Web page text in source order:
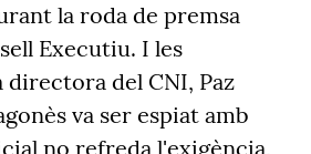
la roda de premsa
Executiu. I les
directora del CNI, Paz
va ser espiat amb
no refreda l'exigència,